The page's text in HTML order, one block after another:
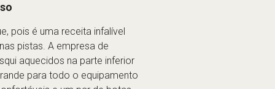
pois é uma receita infalível
pistas. A empresa de
aquecidos na parte inferior
para todo o equipamento